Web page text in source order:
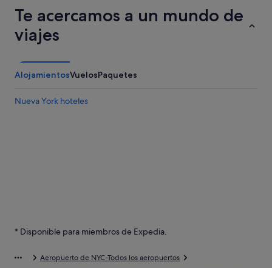
Te acercamos a un mundo de
viajes
AlojamientosVuelosPaquetes
Nueva York hoteles
* Disponible para miembros de Expedia.
Aeropuerto de NYC-Todos los aeropuertos